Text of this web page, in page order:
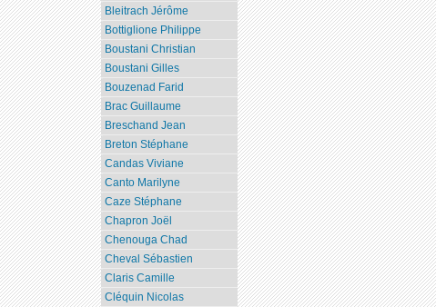
Bleitrach Jérôme
Bottiglione Philippe
Boustani Christian
Boustani Gilles
Bouzenad Farid
Brac Guillaume
Breschand Jean
Breton Stéphane
Candas Viviane
Canto Marilyne
Caze Stéphane
Chapron Joël
Chenouga Chad
Cheval Sébastien
Claris Camille
Cléquin Nicolas